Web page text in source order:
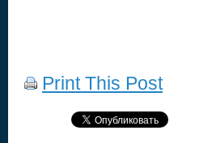
Print This Post